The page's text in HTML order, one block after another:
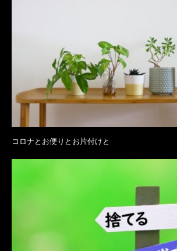
コロナとお便りとお片付けと